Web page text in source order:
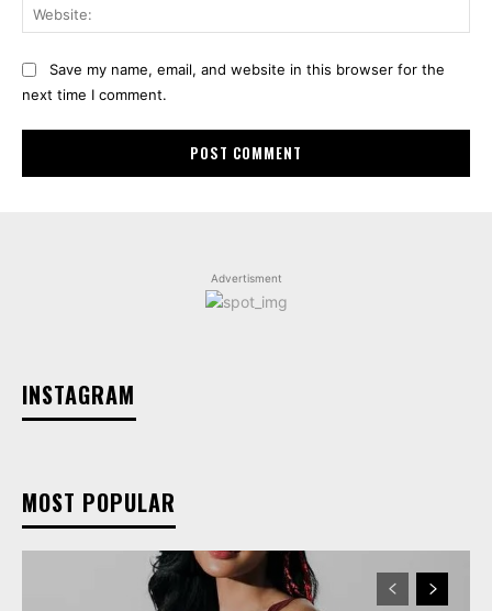
Save my name, email, and website in this browser for the
next time I comment.
Advertisment
INSTAGRAM
MOST POPULAR